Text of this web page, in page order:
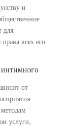
и
для
всех его
от
услуги,